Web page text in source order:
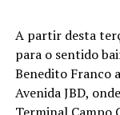
A partir desta
para o sentido
Benedito Franco
Avenida JBD,
Terminal Campo